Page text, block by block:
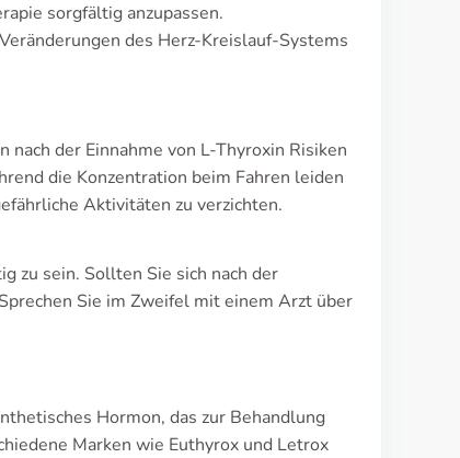
sorgfältig anzupassen.
des Herz-Kreislauf-Systems
der Einnahme von L-Thyroxin Risiken
die Konzentration beim Fahren leiden
Aktivitäten zu verzichten.
zu sein. Sollten Sie sich nach der
Sie im Zweifel mit einem Arzt über
Hormon, das zur Behandlung
Marken wie Euthyrox und Letrox